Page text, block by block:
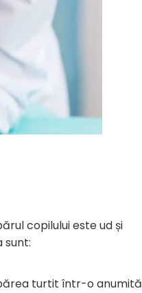
copilului este ud și
sunt:
turtit într-o anumită